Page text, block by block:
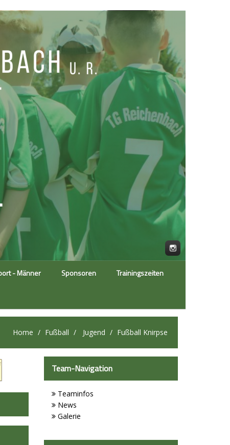
- Männer Sponsoren Trainingszeiten
Home Fußball Jugend Fußball Knirpse
Team-Navigation
Teaminfos
News
Galerie